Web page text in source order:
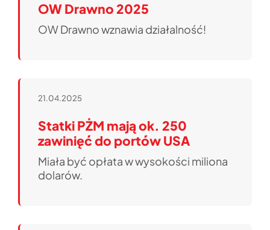
OW Drawno 2025
OW Drawno wznawia działalność!
21.04.2025
Statki PŻM mają ok. 250
zawinięć do portów USA
Miała być opłata w wysokości miliona
dolarów.